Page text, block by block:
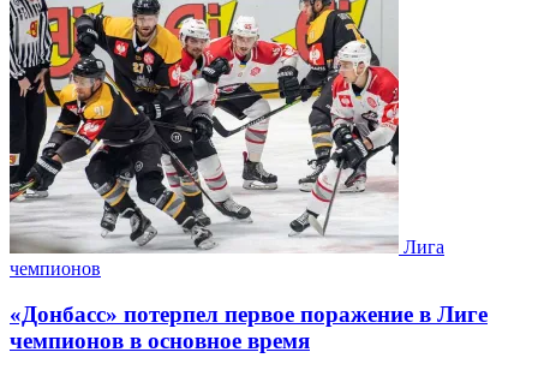
Лига
чемпионов
«Донбасс» потерпел первое поражение в Лиге
чемпионов в основное время